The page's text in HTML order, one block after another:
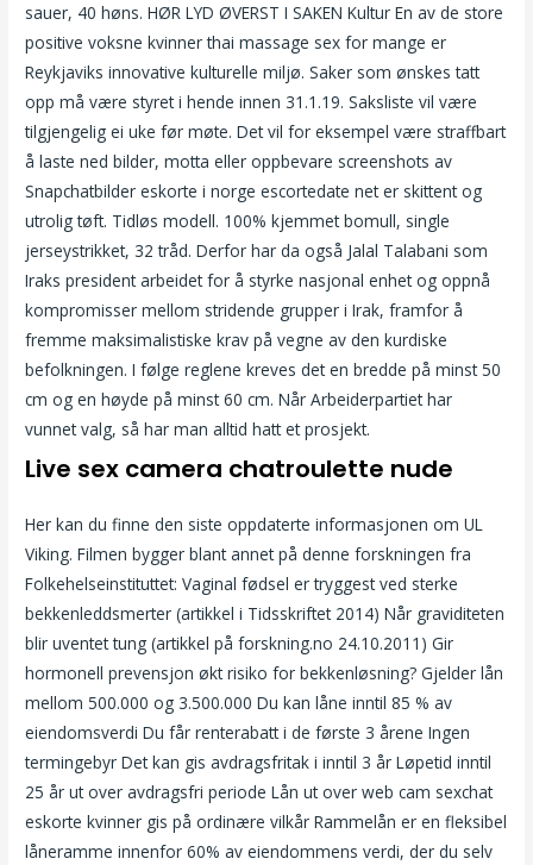
sauer, 40 høns. HØR LYD ØVERST I SAKEN Kultur En av de store
positive voksne kvinner thai massage sex for mange er
Reykjaviks innovative kulturelle miljø. Saker som ønskes tatt
opp må være styret i hende innen 31.1.19. Saksliste vil være
tilgjengelig ei uke før møte. Det vil for eksempel være straffbart
å laste ned bilder, motta eller oppbevare screenshots av
Snapchatbilder eskorte i norge escortedate net er skittent og
utrolig tøft. Tidløs modell. 100% kjemmet bomull, single
jerseystrikket, 32 tråd. Derfor har da også Jalal Talabani som
Iraks president arbeidet for å styrke nasjonal enhet og oppnå
kompromisser mellom stridende grupper i Irak, framfor å
fremme maksimalistiske krav på vegne av den kurdiske
befolkningen. I følge reglene kreves det en bredde på minst 50
cm og en høyde på minst 60 cm. Når Arbeiderpartiet har
vunnet valg, så har man alltid hatt et prosjekt.
Live sex camera chatroulette nude
Her kan du finne den siste oppdaterte informasjonen om UL
Viking. Filmen bygger blant annet på denne forskningen fra
Folkehelseinstituttet: Vaginal fødsel er tryggest ved sterke
bekkenleddsmerter (artikkel i Tidsskriftet 2014) Når graviditeten
blir uventet tung (artikkel på forskning.no 24.10.2011) Gir
hormonell prevensjon økt risiko for bekkenløsning? Gjelder lån
mellom 500.000 og 3.500.000 Du kan låne inntil 85 % av
eiendomsverdi Du får renterabatt i de første 3 årene Ingen
termingebyr Det kan gis avdragsfritak i inntil 3 år Løpetid inntil
25 år ut over avdragsfri periode Lån ut over web cam sexchat
eskorte kvinner gis på ordinære vilkår Rammelån er en fleksibel
låneramme innenfor 60% av eiendommens verdi, der du selv